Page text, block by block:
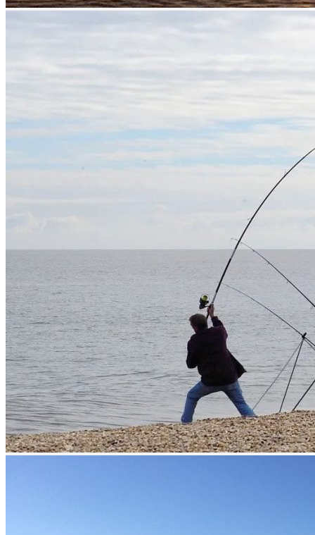
Video
Descripción
Puerto Adolfo López Mateos es uno de los mejores lugares en el
mundo para la pesca deportiva y para la observación de las ballenas
grises.